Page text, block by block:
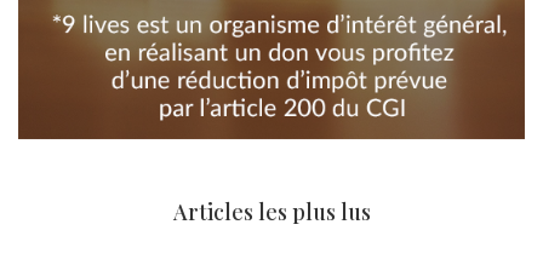
Articles les plus lus